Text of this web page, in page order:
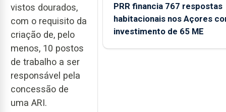
vistos dourados,
com o requisito da
criação de, pelo
menos, 10 postos
de trabalho a ser
responsável pela
concessão de
uma ARI.
PRR financia 767 respostas
habitacionais nos Açores
investimento de 65 ME